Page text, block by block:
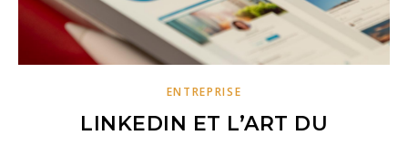
ENTREPRISE
LINKEDIN ET L’ART DU